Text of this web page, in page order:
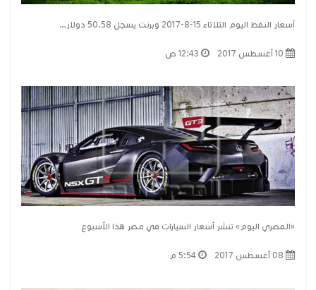
أسعار النفط اليوم الثلاثاء 15-8-2017 وبرنت يسجل 50.58 دولار…
«المصري اليوم» تنشر أسعار السيارات في مصر هذا الأسبوع